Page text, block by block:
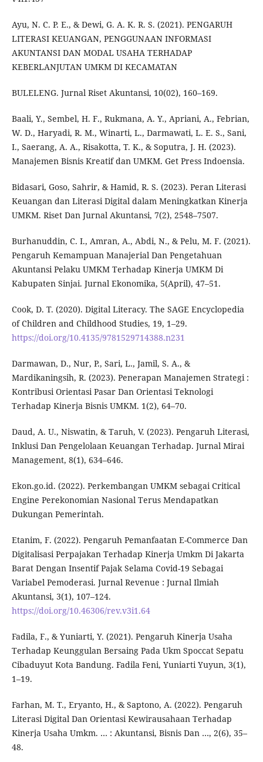
Ayu, N. C. P. E., & Dewi, G. A. K. R. S. (2021). PENGARUH
LITERASI KEUANGAN, PENGGUNAAN INFORMASI
AKUNTANSI DAN MODAL USAHA TERHADAP
KEBERLANJUTAN UMKM DI KECAMATAN
BULELENG. Jurnal Riset Akuntansi, 10(02), 160–169.
Baali, Y., Sembel, H. F., Rukmana, A. Y., Apriani, A., Febrian,
W. D., Haryadi, R. M., Winarti, L., Darmawati, L. E. S., Sani,
I., Saerang, A. A., Risakotta, T. K., & Soputra, J. H. (2023).
Manajemen Bisnis Kreatif dan UMKM. Get Press Indoensia.
Bidasari, Goso, Sahrir, & Hamid, R. S. (2023). Peran Literasi
Keuangan dan Literasi Digital dalam Meningkatkan Kinerja
UMKM. Riset Dan Jurnal Akuntansi, 7(2), 2548–7507.
Burhanuddin, C. I., Amran, A., Abdi, N., & Pelu, M. F. (2021).
Pengaruh Kemampuan Manajerial Dan Pengetahuan
Akuntansi Pelaku UMKM Terhadap Kinerja UMKM Di
Kabupaten Sinjai. Jurnal Ekonomika, 5(April), 47–51.
Cook, D. T. (2020). Digital Literacy. The SAGE Encyclopedia
of Children and Childhood Studies, 19, 1–29.
https://doi.org/10.4135/9781529714388.n231
Darmawan, D., Nur, P., Sari, L., Jamil, S. A., &
Mardikaningsih, R. (2023). Penerapan Manajemen Strategi :
Kontribusi Orientasi Pasar Dan Orientasi Teknologi
Terhadap Kinerja Bisnis UMKM. 1(2), 64–70.
Daud, A. U., Niswatin, & Taruh, V. (2023). Pengaruh Literasi,
Inklusi Dan Pengelolaan Keuangan Terhadap. Jurnal Mirai
Management, 8(1), 634–646.
Ekon.go.id. (2022). Perkembangan UMKM sebagai Critical
Engine Perekonomian Nasional Terus Mendapatkan
Dukungan Pemerintah.
Etanim, F. (2022). Pengaruh Pemanfaatan E-Commerce Dan
Digitalisasi Perpajakan Terhadap Kinerja Umkm Di Jakarta
Barat Dengan Insentif Pajak Selama Covid-19 Sebagai
Variabel Pemoderasi. Jurnal Revenue : Jurnal Ilmiah
Akuntansi, 3(1), 107–124.
https://doi.org/10.46306/rev.v3i1.64
Fadila, F., & Yuniarti, Y. (2021). Pengaruh Kinerja Usaha
Terhadap Keunggulan Bersaing Pada Ukm Spoccat Sepatu
Cibaduyut Kota Bandung. Fadila Feni, Yuniarti Yuyun, 3(1),
1–19.
Farhan, M. T., Eryanto, H., & Saptono, A. (2022). Pengaruh
Literasi Digital Dan Orientasi Kewirausahaan Terhadap
Kinerja Usaha Umkm. … : Akuntansi, Bisnis Dan …, 2(6), 35–
48.